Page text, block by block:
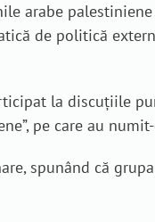
arabe
de politică
la discuțiile
pe care au numit-
spunând că